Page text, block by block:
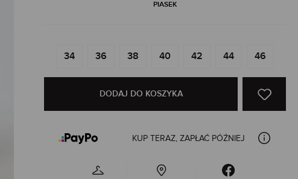
PIASEK
34 36 38 40 42 44 46
DODAJ DO KOSZYKA
KUP TERAZ, ZAPŁAĆ PÓŹNIEJ